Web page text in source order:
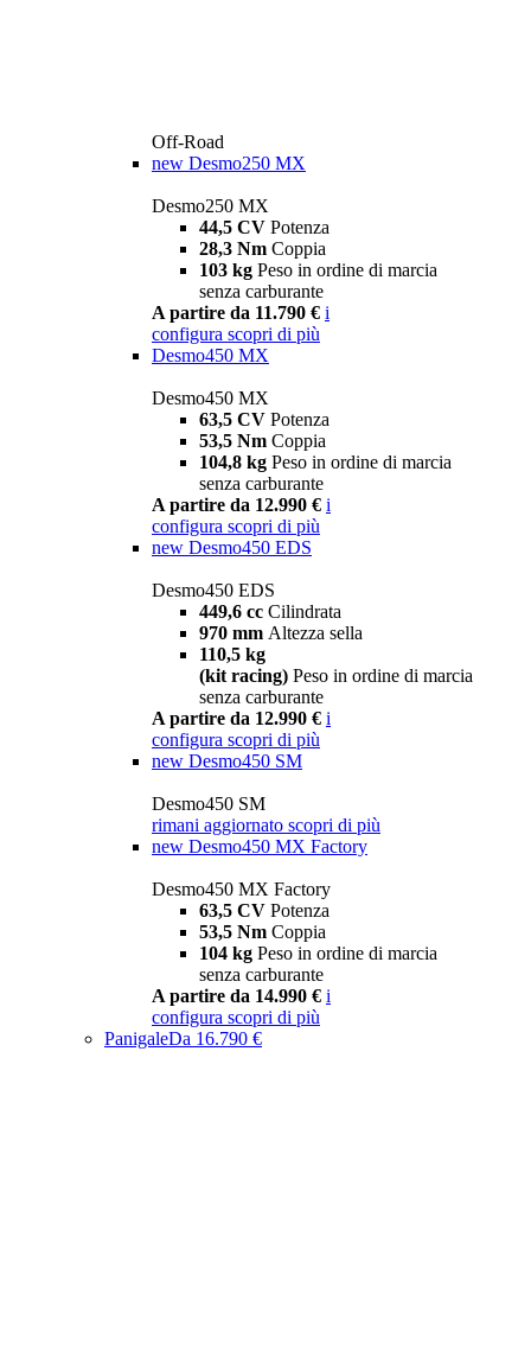
Off-Road
new Desmo250 MX
Desmo250 MX
44,5 CV Potenza
28,3 Nm Coppia
103 kg Peso in ordine di marcia
senza carburante
A partire da 11.790 € i
configura scopri di più
Desmo450 MX
Desmo450 MX
63,5 CV Potenza
53,5 Nm Coppia
104,8 kg Peso in ordine di marcia
senza carburante
A partire da 12.990 € i
configura scopri di più
new Desmo450 EDS
Desmo450 EDS
449,6 cc Cilindrata
970 mm Altezza sella
110,5 kg
(kit racing) Peso in ordine di marcia
senza carburante
A partire da 12.990 € i
configura scopri di più
new Desmo450 SM
Desmo450 SM
rimani aggiornato scopri di più
new Desmo450 MX Factory
Desmo450 MX Factory
63,5 CV Potenza
53,5 Nm Coppia
104 kg Peso in ordine di marcia
senza carburante
A partire da 14.990 € i
configura scopri di più
PanigaleDa 16.790 €